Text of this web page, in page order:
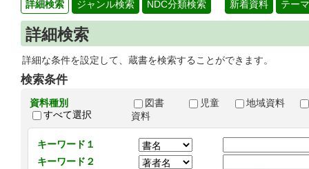
詳細検索 ジャンル検索 NDC分類検索 新着資料 テー
詳細検索
詳細な条件を設定して、蔵書を検索することができます。
検索条件
資料種別
すべて選択
図書 児童
地域資料
資料
キーワード１
キーワード２